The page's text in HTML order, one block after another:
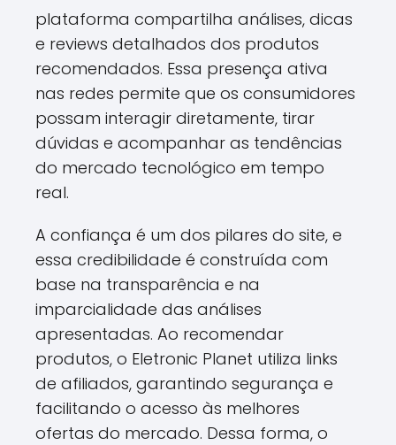
plataforma compartilha análises, dicas
e reviews detalhados dos produtos
recomendados. Essa presença ativa
nas redes permite que os consumidores
possam interagir diretamente, tirar
dúvidas e acompanhar as tendências
do mercado tecnológico em tempo
real.
A confiança é um dos pilares do site, e
essa credibilidade é construída com
base na transparência e na
imparcialidade das análises
apresentadas. Ao recomendar
produtos, o Eletronic Planet utiliza links
de afiliados, garantindo segurança e
facilitando o acesso às melhores
ofertas do mercado. Dessa forma, o